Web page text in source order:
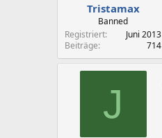
Tristamax
Banned
Registriert
Juni 2013
Beiträge
714
J